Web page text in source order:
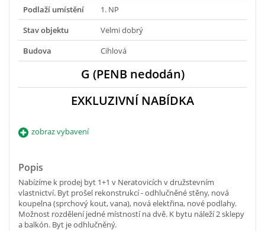
Podlaží umístění
1. NP
Stav objektu
Velmi dobrý
Budova
Cihlová
G (PENB nedodán)
EXKLUZIVNÍ NABÍDKA
zobraz vybavení
Popis
Nabízíme k prodej byt 1+1 v Neratovicích v družstevním
vlastnictví. Byt prošel rekonstrukcí - odhlučněné stěny, nová
koupelna (sprchový kout, vana), nová elektřina, nové podlahy.
Možnost rozdělení jedné místností na dvě. K bytu náleží 2 sklepy
a balkón. Byt je odhlučněný.